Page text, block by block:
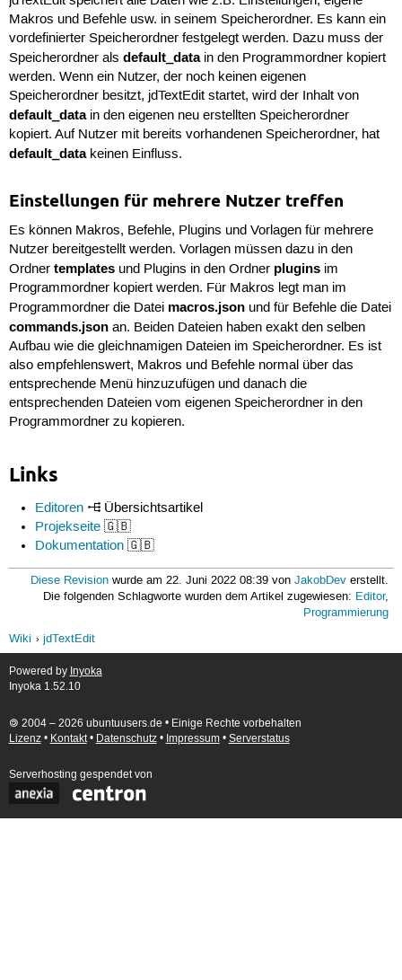
Makros und Befehle usw. in seinem Speicherordner. Es kann ein
vordefinierter Speicherordner festgelegt werden. Dazu muss der
Speicherordner als default_datain den Programmordner kopiert
werden. Wenn ein Nutzer, der noch keinen eigenen
Speicherordner besitzt, jdTextEdit startet, wird der Inhalt von
default_datain den eigenen neu erstellten Speicherordner
kopiert. Auf Nutzer mit bereits vorhandenen Speicherordner, hat
default_datakeinen Einfluss.
Einstellungen für mehrere Nutzer treffen
Es können Makros, Befehle, Plugins und Vorlagen für mehrere
Nutzer bereitgestellt werden. Vorlagen müssen dazu in den
Ordner templatesund Plugins in den Ordner pluginsim
Programmordner kopiert werden. Für Makros legt man im
Programmordner die Datei macros.jsonund für Befehle die Datei
commands.jsonan. Beiden Dateien haben exakt den selben
Aufbau wie die gleichnamigen Dateien im Speicherordner. Es ist
also empfehlenswert, Makros und Befehle normal über das
entsprechende Menü hinzuzufügen und danach die
entsprechenden Dateien vom eigenen Speicherordner in den
Programmordner zu kopieren.
Links
Editoren
Übersichtsartikel
Projekseite 🇬🇧
Dokumentation 🇬🇧
Diese Revision wurde am 22. Juni 2022 08:39 vonJakobDev erstellt.
Die folgenden Schlagworte wurden dem Artikel zugewiesen: Editor,
Programmierung
Wiki
jdTextEdit
Powered by Inyoka
Inyoka 1.52.10
🄯 2004 – 2026 ubuntuusers.de • Einige Rechte vorbehalten
Lizenz• Kontakt• Datenschutz• Impressum• Serverstatus
Serverhosting gespendet von